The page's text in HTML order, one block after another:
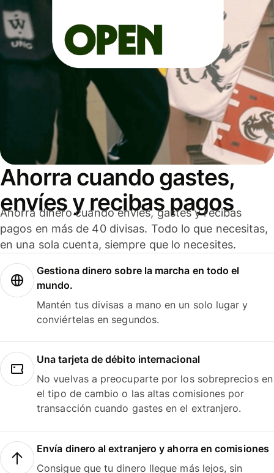
Ahorra cuando gastes,
envíes y recibas pagos
Ahorra dinero cuando envíes, gastes y recibas
pagos en más de 40 divisas. Todo lo que necesitas,
en una sola cuenta, siempre que lo necesites.
Gestiona dinero sobre la marcha en todo el
mundo.
Mantén tus divisas a mano en un solo lugar y
conviértelas en segundos.
Una tarjeta de débito internacional
No vuelvas a preocuparte por los sobreprecios en
el tipo de cambio o las altas comisiones por
transacción cuando gastes en el extranjero.
Envía dinero al extranjero y ahorra en comisiones
Consigue que tu dinero llegue más lejos, sin